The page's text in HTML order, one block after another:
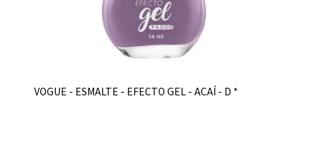
VOGUE - ESMALTE - EFECTO GEL - ACAÍ - D *